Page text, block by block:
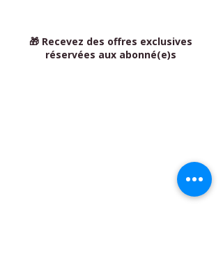
🎁 Recevez des offres exclusives
réservées aux abonné(e)s